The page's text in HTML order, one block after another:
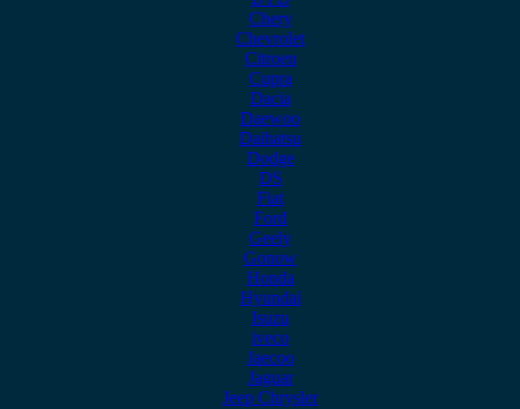
Chery
Chevrolet
Citroen
Cupra
Dacia
Daewoo
Daihatsu
Dodge
DS
Fiat
Ford
Geely
Gonow
Honda
Hyundai
Isuzu
iveco
Jaecoo
Jaguar
Jeep Chrysler